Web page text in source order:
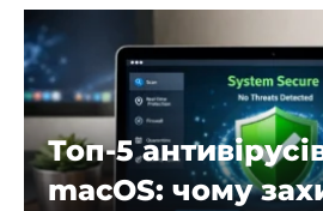
Топ-5
macOS: чому